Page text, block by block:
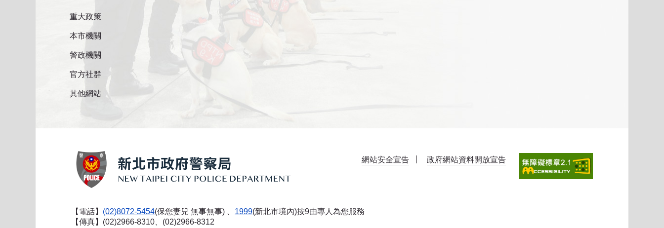
重大政策
本市機關
警政機關
官方社群
其他網站
【電話】 (02)8072-5454(保您妻兒 無事無事) 、 1999(新北市境內)按9由專人為您服務
【傳真】(02)2966-8310、(02)2966-8312
網站安全宣告 政府網站資料開放宣告